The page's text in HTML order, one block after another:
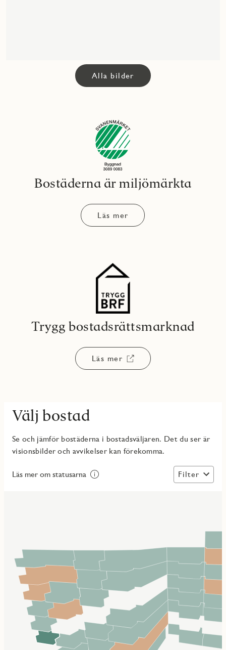
Alla bilder
Bostäderna är miljömärkta
Läs mer
Trygg bostadsrättsmarknad
Läs mer
Välj bostad
Se och jämför bostäderna i bostadsväljaren. Det du ser är
visionsbilder och avvikelser kan förekomma.
Läs mer om statusarna Filter